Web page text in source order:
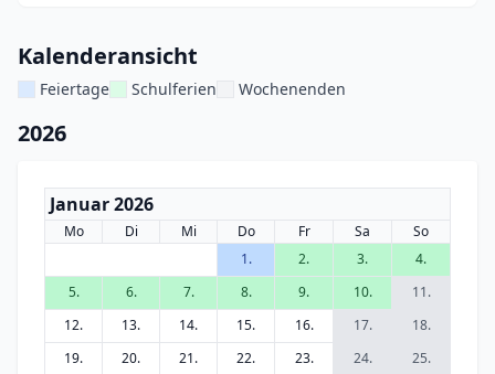
Kalenderansicht
Feiertage Schulferien Wochenenden
2026
Januar 2026
Mo Di Mi Do Fr Sa
So
1.
2. 3.
4.
5.
6. 7. 8. 9. 10.
11.
12.
13. 14. 15. 16. 17.
18.
19.
20. 21. 22. 23. 24.
25.